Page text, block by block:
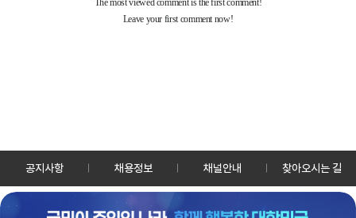
공지사항 채용정보 채널안내 찾아오시는 길
30128 세종특별자치시 정부2청사로 13 한국정책방송원 KTV